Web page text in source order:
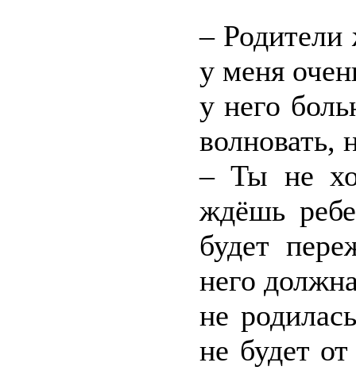
– Родители
у меня
у него
волновать,
– Ты не
ждёшь
будет
него
не
не будет